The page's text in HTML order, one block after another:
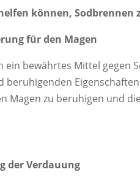
können, Sodbrennen
für den Magen
ein bewährtes Mittel gegen
Magen zu beruhigen und
der Verdauung